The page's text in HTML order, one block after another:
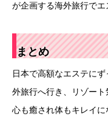
が企画する海外旅行でエ
まとめ
日本で高額なエステに
外旅行へ行き、リゾー
心も癒され体もキレイに